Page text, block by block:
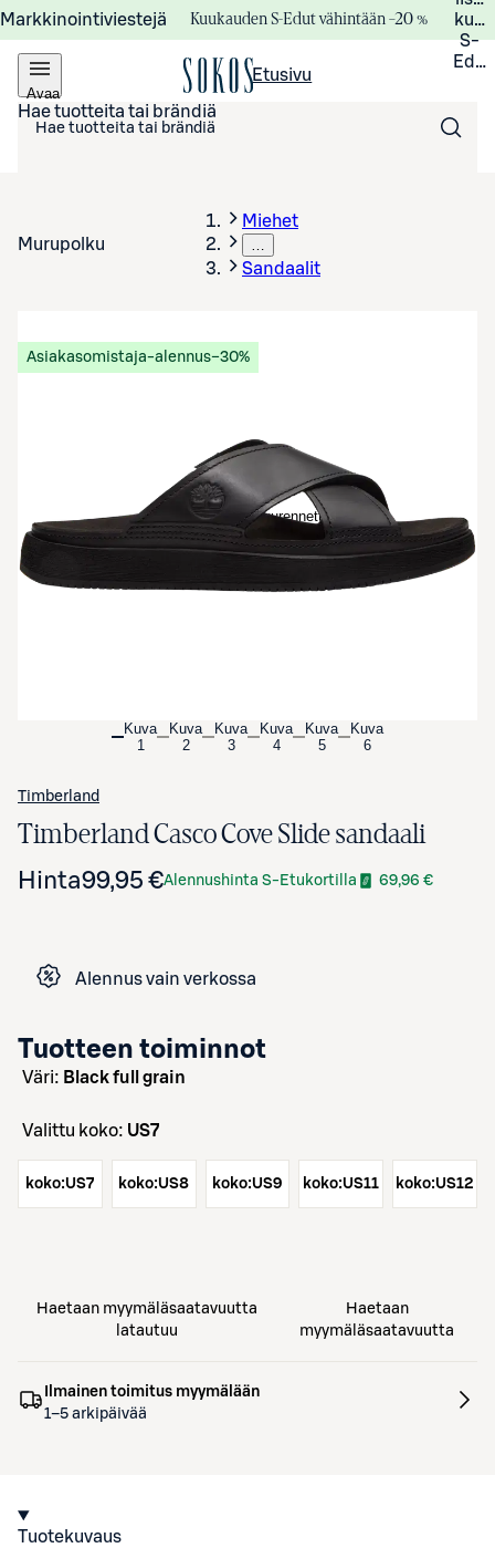
Markkinointiviestejä Kuukauden S-Edut vähintään –20 %
S-
Avaa
valikko
Etusivu
Hae tuotteita tai brändiä
Murupolku
Miehet
…
Sandaalit
Avaa tuotekuva suurennettuna
Asiakasomistaja-alennus−30%
Kuva
1
Kuva
2
Kuva
3
Kuva
4
Kuva
5
Kuva
6
Timberland
Timberland Casco Cove Slide sandaali
Hinta99,95 €Alennushinta S-Etukortilla 69,96 €
Alennus vain verkossa
Tuotteen toiminnot
väri: Black full grain
Valittu koko: US7
koko:US7 koko:US8 koko:US9 koko:US11 koko:US12
Haetaan myymäläsaatavuutta
latautuu
Haetaan
myymäläsaatavuutta
Ilmainen toimitus myymälään
1–5 arkipäivää
Tuotekuvaus